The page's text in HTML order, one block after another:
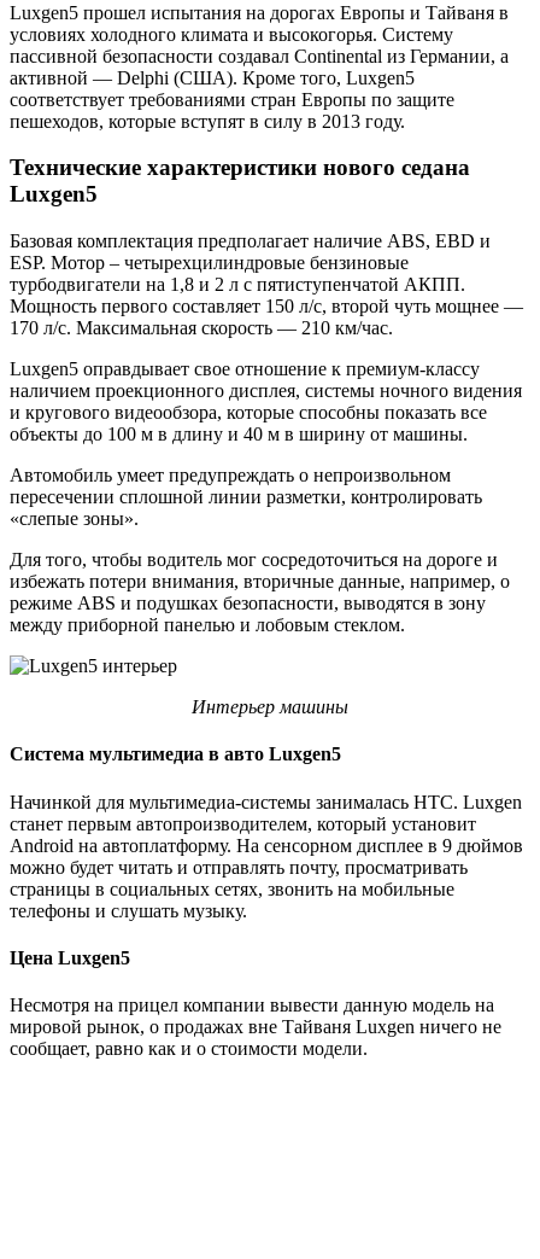
Luxgen5 прошел испытания на дорогах Европы и Тайваня в
условиях холодного климата и высокогорья. Систему
пассивной безопасности создавал Continental из Германии, а
активной — Delphi (США). Кроме того, Luxgen5
соответствует требованиями стран Европы по защите
пешеходов, которые вступят в силу в 2013 году.
Технические характеристики нового седана
Luxgen5
Базовая комплектация предполагает наличие ABS, EBD и
ЕSP. Мотор – четырехцилиндровые бензиновые
турбодвигатели на 1,8 и 2 л с пятиступенчатой АКПП.
Мощность первого составляет 150 л/с, второй чуть мощнее —
170 л/с. Максимальная скорость — 210 км/час.
Luxgen5 оправдывает свое отношение к премиум-классу
наличием проекционного дисплея, системы ночного видения
и кругового видеообзора, которые способны показать все
объекты до 100 м в длину и 40 м в ширину от машины.
Автомобиль умеет предупреждать о непроизвольном
пересечении сплошной линии разметки, контролировать
«слепые зоны».
Для того, чтобы водитель мог сосредоточиться на дороге и
избежать потери внимания, вторичные данные, например, о
режиме ABS и подушках безопасности, выводятся в зону
между приборной панелью и лобовым стеклом.
Интерьер машины
Система мультимедиа в авто Luxgen5
Начинкой для мультимедиа-системы занималась HTC. Luxgen
станет первым автопроизводителем, который установит
Android на автоплатформу. На сенсорном дисплее в 9 дюймов
можно будет читать и отправлять почту, просматривать
страницы в социальных сетях, звонить на мобильные
телефоны и слушать музыку.
Цена Luxgen5
Несмотря на прицел компании вывести данную модель на
мировой рынок, о продажах вне Тайваня Luxgen ничего не
сообщает, равно как и о стоимости модели.